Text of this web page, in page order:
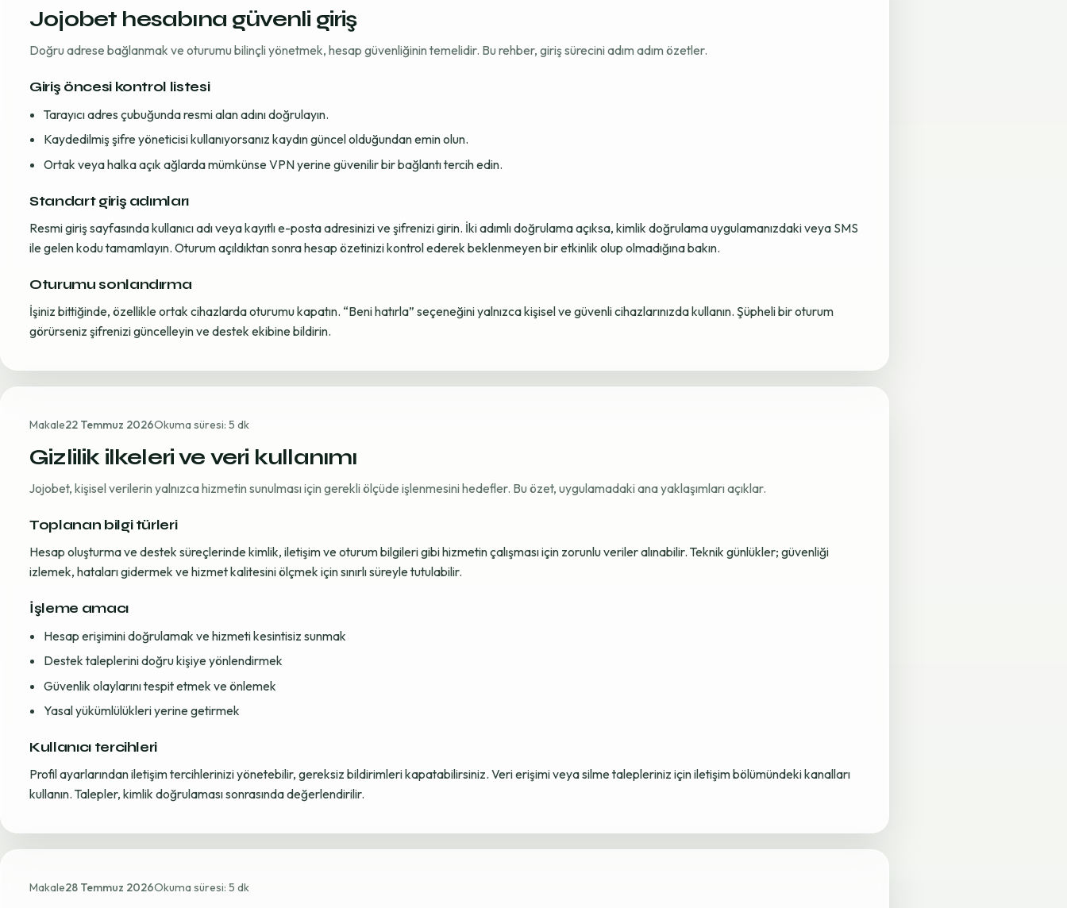
Jojobet hesabına güvenli giriş
Doğru adrese bağlanmak ve oturumu bilinçli yönetmek, hesap güvenliğinin temelidir. Bu rehber, giriş sürecini adım adım özetler.
Giriş öncesi kontrol listesi
Tarayıcı adres çubuğunda resmi alan adını doğrulayın.
Kaydedilmiş şifre yöneticisi kullanıyorsanız kaydın güncel olduğundan emin olun.
Ortak veya halka açık ağlarda mümkünse VPN yerine güvenilir bir bağlantı tercih edin.
Standart giriş adımları
Resmi giriş sayfasında kullanıcı adı veya kayıtlı e-posta adresinizi ve şifrenizi girin. İki adımlı doğrulama açıksa, kimlik doğrulama uygulamanızdaki veya SMS
ile gelen kodu tamamlayın. Oturum açıldıktan sonra hesap özetinizi kontrol ederek beklenmeyen bir etkinlik olup olmadığına bakın.
Oturumu sonlandırma
İşiniz bittiğinde, özellikle ortak cihazlarda oturumu kapatın. “Beni hatırla” seçeneğini yalnızca kişisel ve güvenli cihazlarınızda kullanın. Şüpheli bir oturum
görürseniz şifrenizi güncelleyin ve destek ekibine bildirin.
Makale22 Temmuz 2026Okuma süresi: 5 dk
Gizlilik ilkeleri ve veri kullanımı
Jojobet, kişisel verilerin yalnızca hizmetin sunulması için gerekli ölçüde işlenmesini hedefler. Bu özet, uygulamadaki ana yaklaşımları açıklar.
Toplanan bilgi türleri
Hesap oluşturma ve destek süreçlerinde kimlik, iletişim ve oturum bilgileri gibi hizmetin çalışması için zorunlu veriler alınabilir. Teknik günlükler; güvenliği
izlemek, hataları gidermek ve hizmet kalitesini ölçmek için sınırlı süreyle tutulabilir.
İşleme amacı
Hesap erişimini doğrulamak ve hizmeti kesintisiz sunmak
Destek taleplerini doğru kişiye yönlendirmek
Güvenlik olaylarını tespit etmek ve önlemek
Yasal yükümlülükleri yerine getirmek
Kullanıcı tercihleri
Profil ayarlarından iletişim tercihlerinizi yönetebilir, gereksiz bildirimleri kapatabilirsiniz. Veri erişimi veya silme talepleriniz için iletişim bölümündeki kanalları
kullanın. Talepler, kimlik doğrulaması sonrasında değerlendirilir.
Makale28 Temmuz 2026Okuma süresi: 5 dk